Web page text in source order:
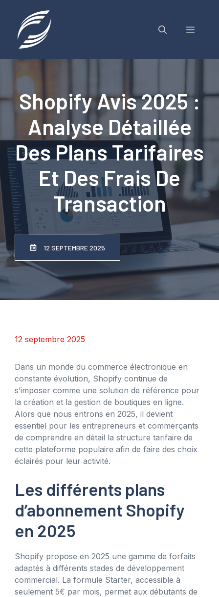
contenu
MENU
Shopify Avis 2025 :
Analyse Détaillée
Des Plans Tarifaires
Et Des Frais De
Transaction
12 SEPTEMBRE 2025
12 septembre 2025
Dans un monde du commerce électronique en
constante évolution, Shopify continue de
s’imposer comme une solution de référence pour
la création et la gestion de boutiques en ligne.
Alors que nous entrons en 2025, il devient
essentiel pour les entrepreneurs et commerçants
de comprendre en détail la structure tarifaire de
cette plateforme populaire afin de faire des choix
éclairés pour leur activité.
Les différents plans
d’abonnement Shopify
en 2025
Shopify propose en 2025 une gamme de forfaits
adaptés à différents stades de développement
commercial. La formule Starter, accessible à
seulement 5€ par mois, permet aux débutants de